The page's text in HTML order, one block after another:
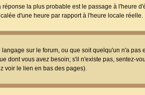
la plus probable est le passage à l'heure
d'une heure par rapport à l'heure locale réelle.
sur le forum, ou que soit quelqu'un n'a pas
dont vous avez besoin; s'il n'existe pas, sentez-
voir le lien en bas des pages).